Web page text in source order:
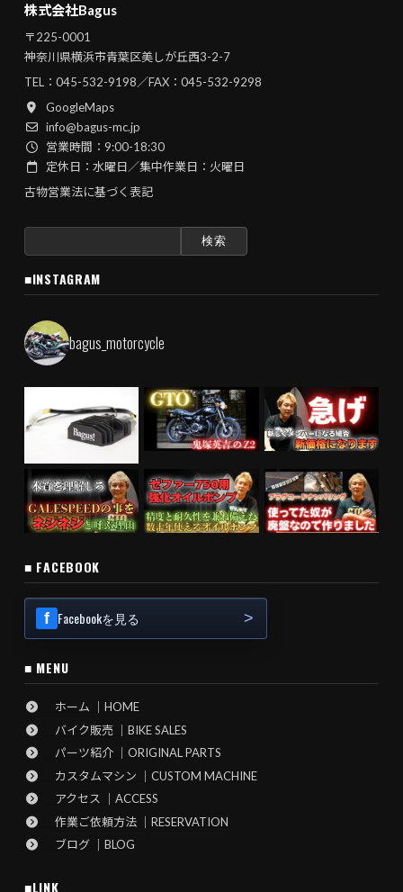
株式会社Bagus
〒225-0001
神奈川県横浜市青葉区美しが丘西3-2-7
TEL： 045-532-9198／FAX：045-532-9298
GoogleMaps
info@bagus-mc.jp
営業時間：9:00-18:30
定休日：水曜日／集中作業日：火曜日
古物営業法に基づく表記
検
■INSTAGRAM
bagus_motorcycle
■ FACEBOOK
Facebookを見る
■ MENU
ホーム ｜HOME
バイク販売 ｜BIKE SALES
パーツ紹介 ｜ORIGINAL PARTS
カスタムマシン ｜CUSTOM MACHINE
アクセス ｜ACCESS
作業ご依頼方法 ｜RESERVATION
ブログ ｜BLOG
■LINK